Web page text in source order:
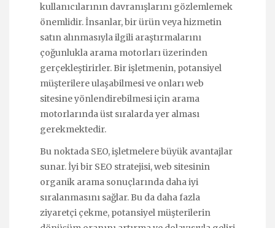
kullanıcılarının davranışlarını gözlemlemek
önemlidir. İnsanlar, bir ürün veya hizmetin
satın alınmasıyla ilgili araştırmalarını
çoğunlukla arama motorları üzerinden
gerçekleştirirler. Bir işletmenin, potansiyel
müşterilere ulaşabilmesi ve onları web
sitesine yönlendirebilmesi için arama
motorlarında üst sıralarda yer alması
gerekmektedir.
Bu noktada SEO, işletmelere büyük avantajlar
sunar. İyi bir SEO stratejisi, web sitesinin
organik arama sonuçlarında daha iyi
sıralanmasını sağlar. Bu da daha fazla
ziyaretçi çekme, potansiyel müşterilerin